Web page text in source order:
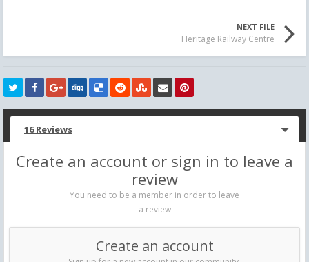
NEXT FILE
Heritage Railway Centre
16 Reviews
Create an account or sign in to leave a
review
You need to be a member in order to leave
a review
Create an account